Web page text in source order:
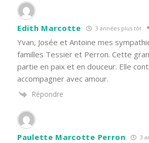
Edith Marcotte 3 années plus tôt
Yvan, Josée et Antoine mes
familles Tessier et Perron. Cette
partie en paix et en douceur. Elle
accompagner avec amour.
Répondre
Paulette Marcotte Perron 3